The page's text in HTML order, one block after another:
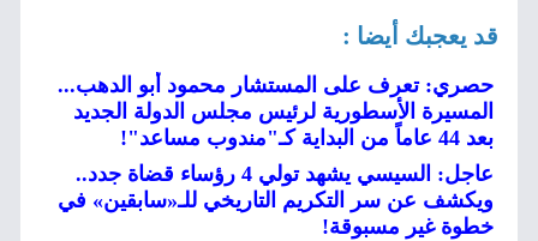
قد يعجبك أيضا :
حصري: تعرف على المستشار محمود أبو الدهب...
المسيرة الأسطورية لرئيس مجلس الدولة الجديد
بعد 44 عاماً من البداية كـ"مندوب مساعد"!
عاجل: السيسي يشهد تولي 4 رؤساء قضاة جدد..
ويكشف عن سر التكريم التاريخي للـ«سابقين» في
خطوة غير مسبوقة!